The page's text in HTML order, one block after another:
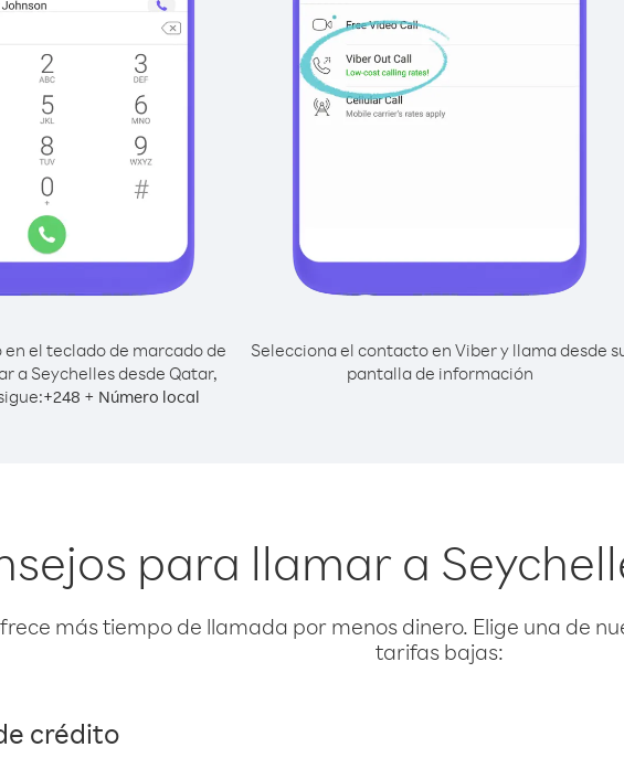
el teclado de marcado de
a Seychelles desde Qatar,
+248 + Número local
Selecciona el contacto en Viber y llama desde
pantalla de información
para llamar a
más tiempo de llamada por menos dinero. Elige una de
tarifas bajas:
crédito